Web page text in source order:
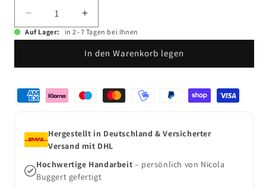
Verringere
die
Menge
Schneckenschmuck
Herkuleskeule
xs
Erhöhe
die
Menge
für
Schneckenschmuck
Herkuleskeule
Auf Lager: in 2–7 Tagen bei Ihnen
In den Warenkorb legen
Zahlungsmethoden
Hergestellt in Deutschland & Versicherter
Versand mit DHL
Hochwertige Handarbeit – persönlich von Nicola
Buggert gefertigt